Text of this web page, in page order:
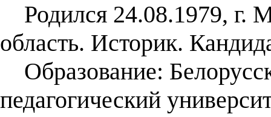
Родился 24.08.1979, г.
область. Историк.
Образование:
педагогический